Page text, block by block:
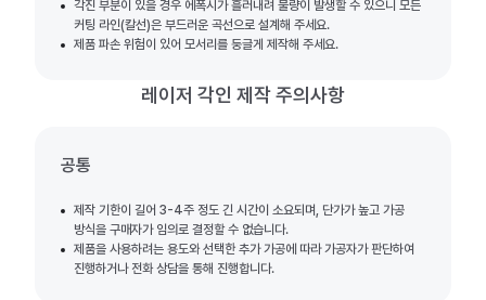
각진 부분이 있을 경우 에폭시가 흘러내려 불량이 발생할 수 있으니 모든
커팅 라인(칼선)은 부드러운 곡선으로 설계해 주세요.
제품 파손 위험이 있어 모서리를 둥글게 제작해 주세요.
레이저 각인 제작 주의사항
공통
제작 기한이 길어 3-4주 정도 긴 시간이 소요되며, 단가가 높고 가공
방식을 구매자가 임의로 결정할 수 없습니다.
제품을 사용하려는 용도와 선택한 추가 가공에 따라 가공자가 판단하여
진행하거나 전화 상담을 통해 진행합니다.